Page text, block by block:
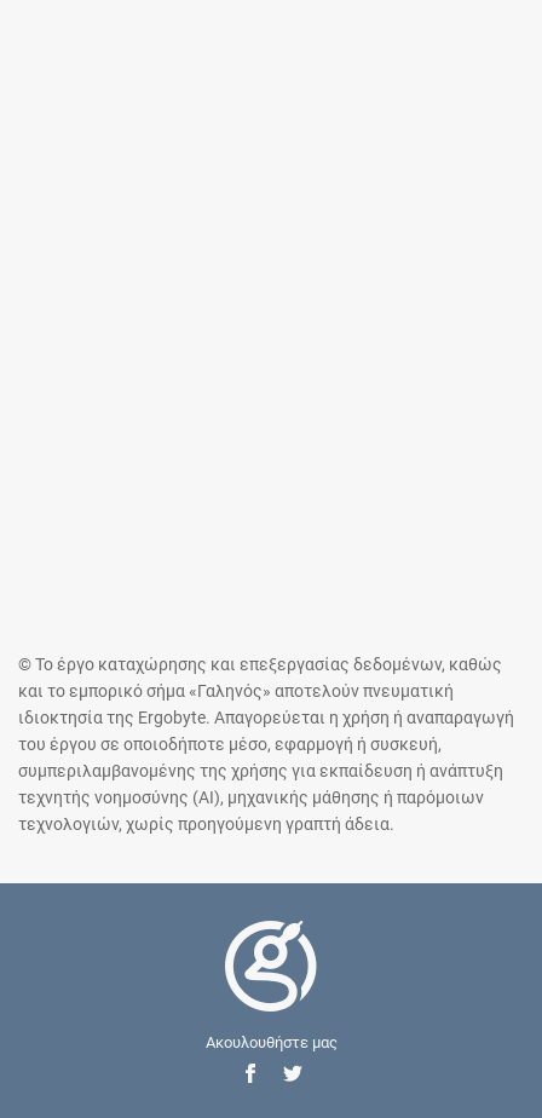
© Το έργο καταχώρησης και επεξεργασίας δεδομένων, καθώς
και το εμπορικό σήμα «Γαληνός» αποτελούν πνευματική
ιδιοκτησία της Ergobyte. Απαγορεύεται η χρήση ή αναπαραγωγή
του έργου σε οποιοδήποτε μέσο, εφαρμογή ή συσκευή,
συμπεριλαμβανομένης της χρήσης για εκπαίδευση ή ανάπτυξη
τεχνητής νοημοσύνης (AI), μηχανικής μάθησης ή παρόμοιων
τεχνολογιών, χωρίς προηγούμενη γραπτή άδεια.
Ακουλουθήστε μας